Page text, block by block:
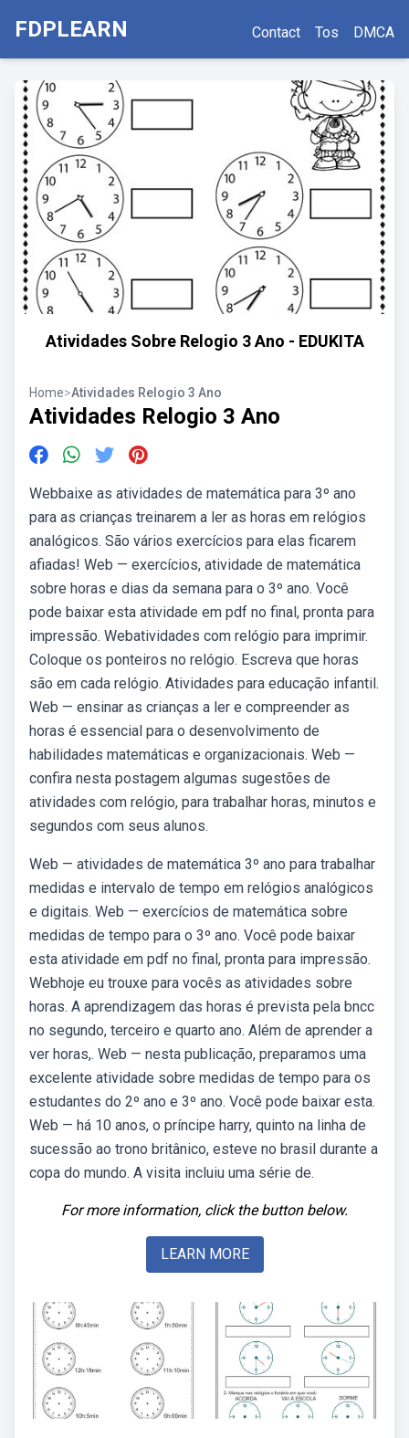
FDPLEARN Contact Tos DMCA
Atividades Sobre Relogio 3 Ano - EDUKITA
Home>Atividades Relogio 3 Ano
Atividades Relogio 3 Ano
Webbaixe as atividades de matemática para 3º ano
para as crianças treinarem a ler as horas em relógios
analógicos. São vários exercícios para elas ficarem
afiadas! Web — exercícios, atividade de matemática
sobre horas e dias da semana para o 3º ano. Você
pode baixar esta atividade em pdf no final, pronta para
impressão. Webatividades com relógio para imprimir.
Coloque os ponteiros no relógio. Escreva que horas
são em cada relógio. Atividades para educação infantil.
Web — ensinar as crianças a ler e compreender as
horas é essencial para o desenvolvimento de
habilidades matemáticas e organizacionais. Web —
confira nesta postagem algumas sugestões de
atividades com relógio, para trabalhar horas, minutos e
segundos com seus alunos.
Web — atividades de matemática 3º ano para trabalhar
medidas e intervalo de tempo em relógios analógicos
e digitais. Web — exercícios de matemática sobre
medidas de tempo para o 3º ano. Você pode baixar
esta atividade em pdf no final, pronta para impressão.
Webhoje eu trouxe para vocês as atividades sobre
horas. A aprendizagem das horas é prevista pela bncc
no segundo, terceiro e quarto ano. Além de aprender a
ver horas,. Web — nesta publicação, preparamos uma
excelente atividade sobre medidas de tempo para os
estudantes do 2º ano e 3º ano. Você pode baixar esta.
Web — há 10 anos, o príncipe harry, quinto na linha de
sucessão ao trono britânico, esteve no brasil durante a
copa do mundo. A visita incluiu uma série de.
For more information, click the button below.
LEARN MORE